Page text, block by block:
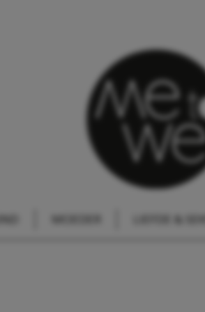
MOEDER LIEFDE & SEKS